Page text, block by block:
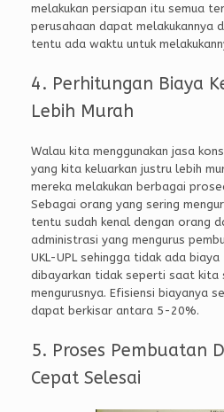
melakukan persiapan itu semua
perusahaan dapat melakukannya
tentu ada waktu untuk
4. Perhitungan Biaya
Lebih Murah
Walau kita menggunakan jasa
yang kita keluarkan justru lebih
mereka melakukan berbagai
Sebagai orang yang sering
tentu sudah kenal dengan orang
administrasi yang mengurus
UKL-UPL sehingga tidak ada
dibayarkan tidak seperti saat kita
mengurusnya. Efisiensi biayanya
dapat berkisar antara 5-20%.
5. Proses Pembuatan
Cepat Selesai